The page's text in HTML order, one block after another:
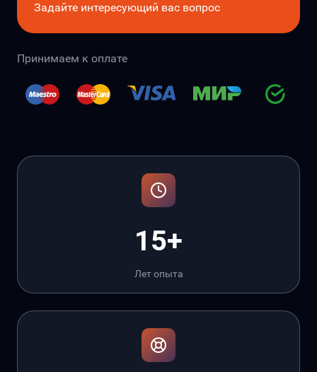
Задайте интересующий вас вопрос
Принимаем к оплате
15+
Лет опыта